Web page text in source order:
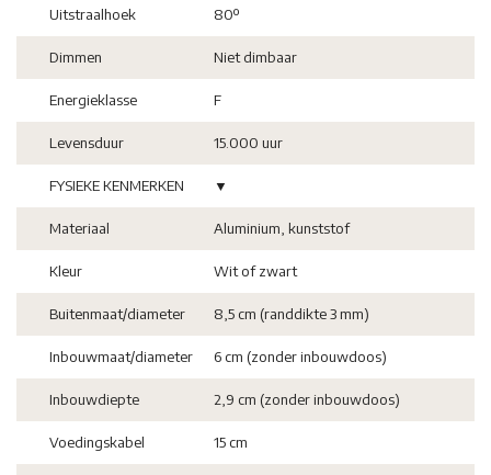
Uitstraalhoek 80º
Dimmen Niet dimbaar
Energieklasse F
Levensduur 15.000 uur
FYSIEKE KENMERKEN ▼
Materiaal Aluminium, kunststof
Kleur Wit of zwart
Buitenmaat/diameter 8,5 cm (randdikte 3 mm)
Inbouwmaat/diameter 6 cm (zonder inbouwdoos)
Inbouwdiepte 2,9 cm (zonder inbouwdoos)
Voedingskabel 15 cm